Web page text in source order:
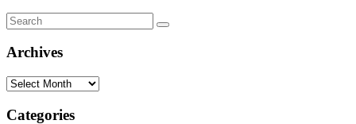
Search
for:
Search
Archives
Archives
Categories